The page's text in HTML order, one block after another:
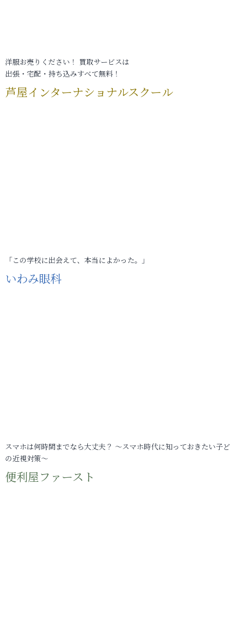
洋服お売りください！ 買取サービスは
出張・宅配・持ち込みすべて無料！
芦屋インターナショナルスクール
「この学校に出会えて、本当によかった。」
いわみ眼科
スマホは何時間までなら大丈夫？ ～スマホ時代に知っておきたい子
の近視対策～
便利屋ファースト